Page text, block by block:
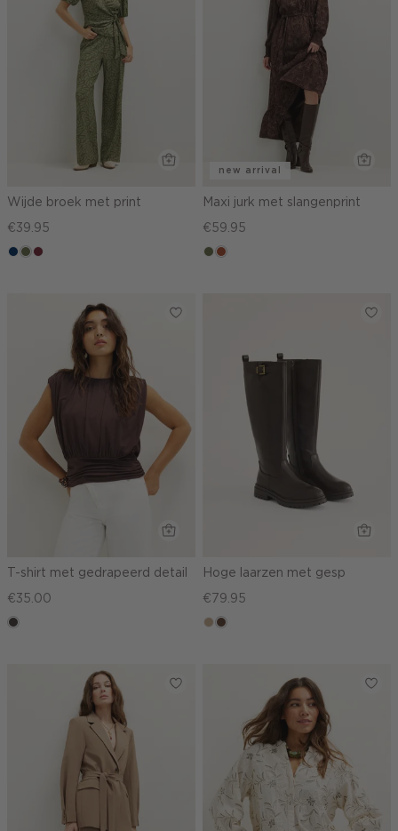
Wijde broek met print
€39.95
donkerblauw
groen,
brique
new arrival
Maxi jurk met slangenprint
€59.95
groen,
bruin
T-shirt met gedrapeerd detail
€35.00
choco
Hoge laarzen met gesp
€79.95
zanddonkerbruin